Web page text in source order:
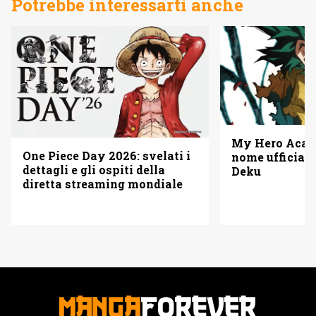
Potrebbe interessarti anche
One Piece Day 2026: svelati i
dettagli e gli ospiti della
diretta streaming mondiale
My Hero
nome
Deku